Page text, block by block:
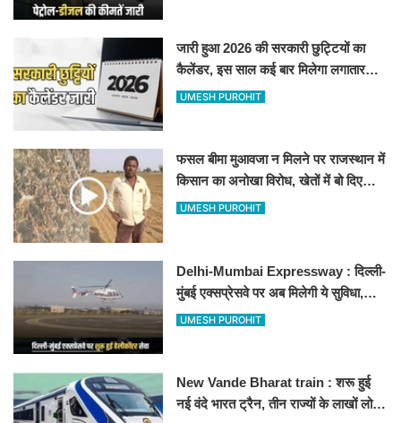
जारी हुआ 2026 की सरकारी छुट्टियों का
कैलेंडर, इस साल कई बार मिलेगा लगातार
अवकाश, देखें
UMESH PUROHIT
फसल बीमा मुआवजा न मिलने पर राजस्थान में
किसान का अनोखा विरोध, खेतों में बो दिए
500-500 रुपए के नोट, वीडियो वायरल
UMESH PUROHIT
Delhi-Mumbai Expressway : दिल्ली-
मुंबई एक्सप्रेसवे पर अब मिलेगी ये सुविधा,
हेलीकॉप्टर सर्विस से तुरंत घायल पहुंचेगा
UMESH PUROHIT
New Vande Bharat train : शरू हुई
नई वंदे भारत ट्रैन, तीन राज्यों के लाखों लोगों